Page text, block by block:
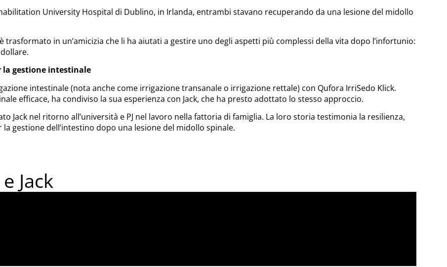
University Hospital di Dublino, in Irlanda, entrambi stavano recuperando da una lesione del midollo
trasformato in un’amicizia che li ha aiutati a gestire uno degli aspetti più complessi della vita dopo l’infortunio:
la gestione intestinale
intestinale (nota anche come irrigazione transanale o irrigazione rettale) con Qufora IrriSedo Klick.
efficace, ha condiviso la sua esperienza con Jack, che ha presto adottato lo stesso approccio.
Jack nel ritorno all’università e PJ nel lavoro nella fattoria di famiglia. La loro storia testimonia la resilienza,
la gestione dell’intestino dopo una lesione del midollo spinale.
Jack